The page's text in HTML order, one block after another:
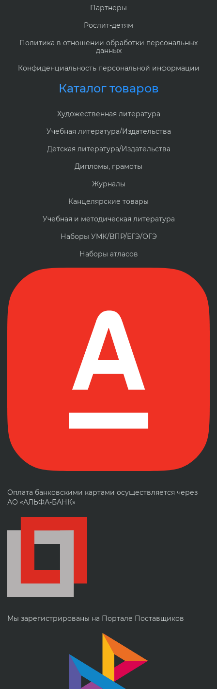
Партнеры
Рослит-детям
Политика в отношении обработки персональных
данных
Конфиденциальность персональной информации
Каталог товаров
Художественная литература
Учебная литература/Издательства
Детская литература/Издательства
Дипломы, грамоты
Журналы
Канцелярские товары
Учебная и методическая литература
Наборы УМК/ВПР/ЕГЭ/ОГЭ
Наборы атласов
Оплата банковскими картами осуществляется через
АО «АЛЬФА-БАНК»
Мы зарегистрированы на Портале Поставщиков